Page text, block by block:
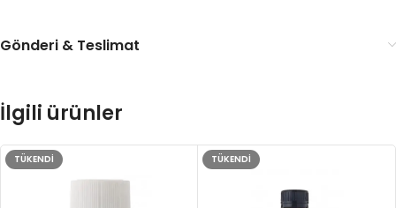
Gönderi & Teslimat
İlgili ürünler
TÜKENDI TÜKENDI